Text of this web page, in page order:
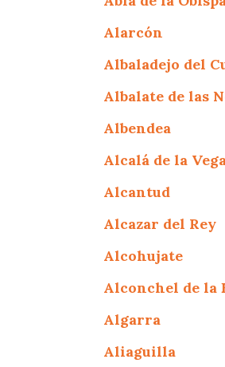
Alarcón
Albaladejo del
Albalate de las
Albendea
Alcalá de la Vega
Alcantud
Alcazar del Rey
Alcohujate
Alconchel de la
Algarra
Aliaguilla